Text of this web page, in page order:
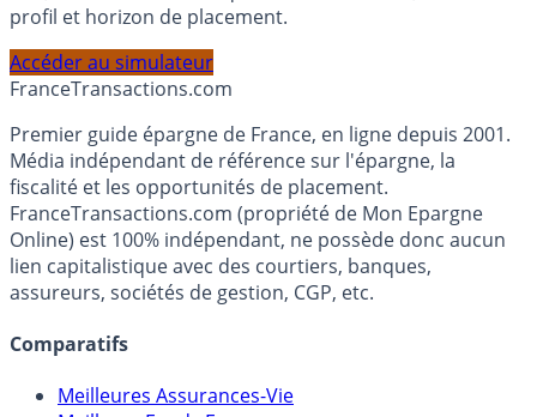
PEA, Assurance Vie et Liquidités rémunérées, selon votre
profil et horizon de placement.
Accéder au simulateur
FranceTransactions.com
Premier guide épargne de France, en ligne depuis 2001.
Média indépendant de référence sur l'épargne, la
fiscalité et les opportunités de placement.
FranceTransactions.com (propriété de Mon Epargne
Online) est 100% indépendant, ne possède donc aucun
lien capitalistique avec des courtiers, banques,